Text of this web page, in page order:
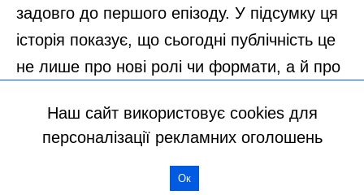
Наш сайт використовує cookies для
персоналізації рекламних оголошень
Ок